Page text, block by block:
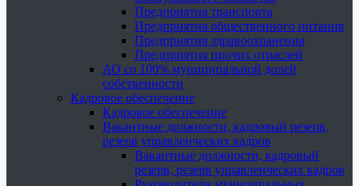
Предприятия транспорта
Предприятия общественного питания
Предприятия здравоохранения
Предприятия прочих отраслей
АО со 100% муниципальной долей
собственности
Кадровое обеспечение
Кадровое обеспечение
Вакантные должности, кадровый резерв,
резерв управленческих кадров
Вакантные должности, кадровый
резерв, резерв управленческих кадров